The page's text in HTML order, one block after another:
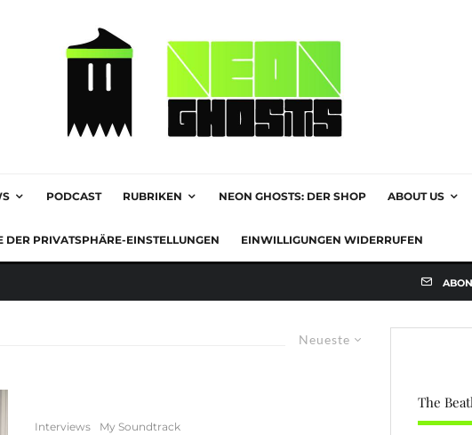
PODCAST RUBRIKEN NEON GHOSTS: DER SHOP ABOUT US
DER PRIVATSPHÄRE-EINSTELLUNGEN EINWILLIGUNGEN WIDERRUFEN
Neueste
Interviews My Soundtrack
The